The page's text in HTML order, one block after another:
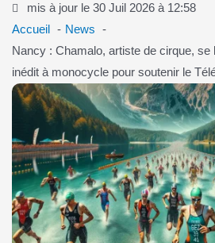
mis à jour le 30 Juil 2026 à 12:58
Accueil
News
Nancy : Chamalo, artiste de cirque, se
inédit à monocycle pour soutenir le